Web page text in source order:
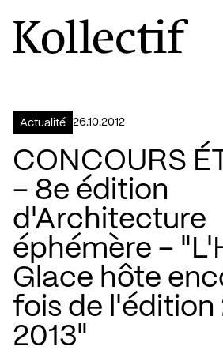
Aller à la page d'accueil
Logo Kollectif
Actualité 26.10.2012
CONCOURS
– 8e édition
d'Architecture
éphémère –
Glace hôte
fois de l'édition
2013"